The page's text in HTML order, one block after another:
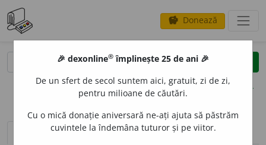
savings Donează
clear
opțiuni
definiții (1) pronunțievolume_up (50)
🎉 dexonline® împlinește 25 de ani 🎉
De un sfert de secol suntem aici, gratuit, zi de zi,
pentru milioane de căutări.
Cu o mică donație aniversară ne-ați ajuta să păstrăm
cuvintele la îndemâna tuturor și pe viitor.